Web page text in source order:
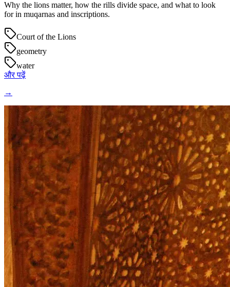
Why the lions matter, how the rills divide space, and what to look
for in muqarnas and inscriptions.
Court of the Lions
geometry
water
और पढ़ें
→